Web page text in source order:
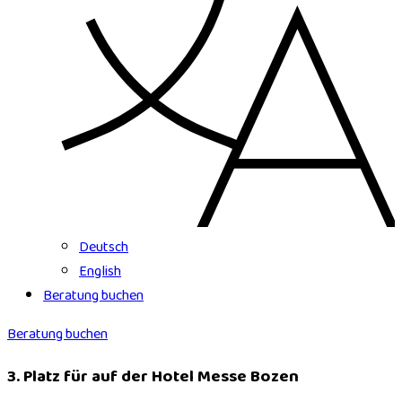
Deutsch
English
Beratung buchen
Beratung buchen
3. Platz für auf der Hotel Messe Bozen